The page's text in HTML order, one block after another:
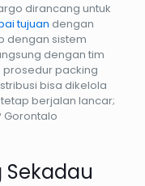
dirancang untuk
tujuan dengan
dengan sistem
dengan tim
prosedur packing
bisa dikelola
berjalan lancar;
Gorontalo